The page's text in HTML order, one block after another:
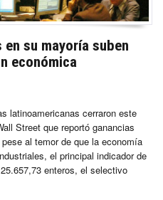
su mayoría suben
económica
latinoamericanas cerraron este
Street que reportó ganancias
al temor de que la economía
el principal indicador de
enteros, el selectivo